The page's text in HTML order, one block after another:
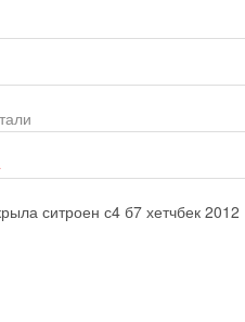
ситроен с4 б7 хетчбек 2012